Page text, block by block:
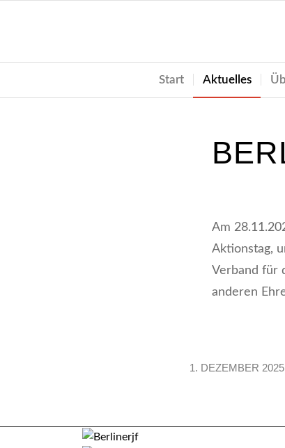
Start Aktuelles
Am
Aktionstag,
Verband für
anderen
1. DEZEMBER 2025